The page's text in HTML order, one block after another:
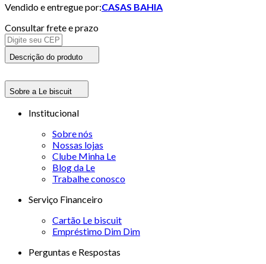
Vendido e entregue por:CASAS BAHIA
Consultar frete e prazo
Descrição do produto
Sobre a Le biscuit
Institucional
Sobre nós
Nossas lojas
Clube Minha Le
Blog da Le
Trabalhe conosco
Serviço Financeiro
Cartão Le biscuit
Empréstimo Dim Dim
Perguntas e Respostas